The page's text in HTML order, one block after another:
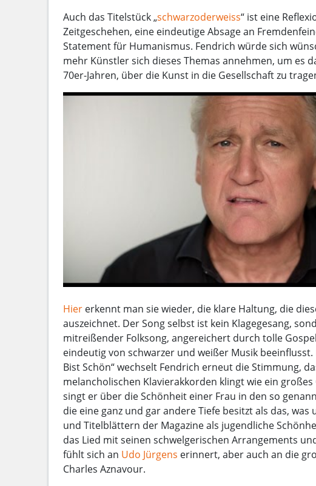
Auch das Titelstück „schwarzoderweiss“ ist eine
Zeitgeschehen, eine eindeutige Absage an
Statement für Humanismus. Fendrich würde sich
mehr Künstler sich dieses Themas annehmen, um es
70er-Jahren, über die Kunst in die Gesellschaft zu
Hiererkennt man sie wieder, die klare Haltung, die
auszeichnet. Der Song selbst ist kein Klagegesang,
mitreißender Folksong, angereichert durch tolle
eindeutig von schwarzer und weißer Musik beeinflusst.
Bist Schön“ wechselt Fendrich erneut die Stimmung,
melancholischen Klavierakkorden klingt wie ein großes
singt er über die Schönheit einer Frau in den so
die eine ganz und gar andere Tiefe besitzt als das, was
und Titelblättern der Magazine als jugendliche
das Lied mit seinen schwelgerischen Arrangements
fühlt sich an Udo Jürgens erinnert, aber auch an die
Charles Aznavour.